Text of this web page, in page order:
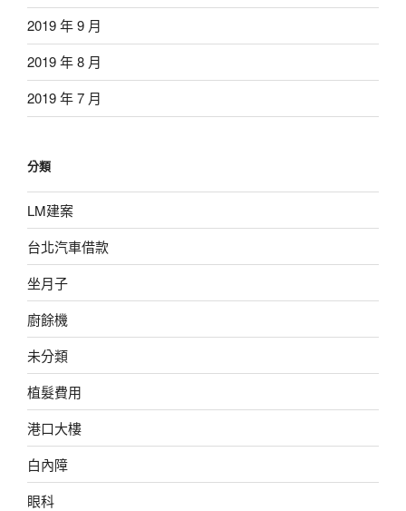
2019 年 9 月
2019 年 8 月
2019 年 7 月
分類
LM建案
台北汽車借款
坐月子
廚餘機
未分類
植髮費用
港口大樓
白內障
眼科